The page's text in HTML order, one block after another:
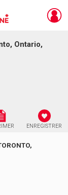
Ontario,
ENREGISTRER